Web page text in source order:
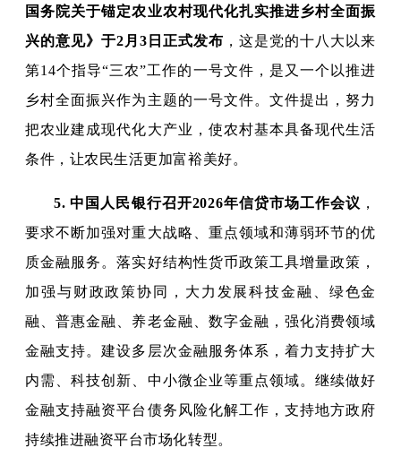
国务院关于锚定农业农村现代化扎实推进乡村全面振
兴的意见》于2月3日正式发布 ，这是党的十八大以来
第14个指导“三农”工作的一号文件，是又一个以推进
乡村全面振兴作为主题的一号文件。文件提出，努力
把农业建成现代化大产业，使农村基本具备现代生活
条件，让农民生活更加富裕美好。
5.中国人民银行召开2026年信贷市场工作会议 ，
要求不断加强对重大战略、重点领域和薄弱环节的优
质金融服务。落实好结构性货币政策工具增量政策，
加强与财政政策协同，大力发展科技金融、绿色金
融、普惠金融、养老金融、数字金融，强化消费领域
金融支持。建设多层次金融服务体系，着力支持扩大
内需、科技创新、中小微企业等重点领域。继续做好
金融支持融资平台债务风险化解工作，支持地方政府
持续推进融资平台市场化转型。